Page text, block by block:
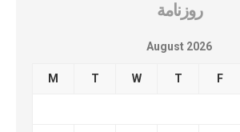
روزنامة
August 2026
M T W T F